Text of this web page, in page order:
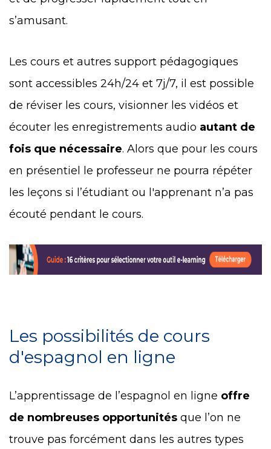
s’amusant.
Les cours et autres support pédagogiques
sont accessibles 24h/24 et 7j/7, il est possible
de réviser les cours, visionner les vidéos et
écouter les enregistrements audio autant de
fois que nécessaire. Alors que pour les cours
en présentiel le professeur ne pourra répéter
les leçons si l’étudiant ou l'apprenant n’a pas
écouté pendant le cours.
Les possibilités de cours
d'espagnol en ligne
L’apprentissage de l’espagnol en ligne offre
de nombreuses opportunités que l’on ne
trouve pas forcément dans les autres types